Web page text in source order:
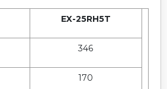
EX-25RH5T
346
170